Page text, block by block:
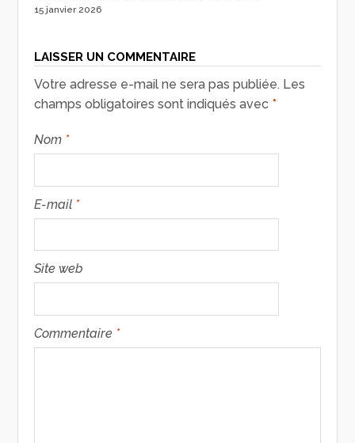
15 janvier 2026
LAISSER UN COMMENTAIRE
Votre adresse e-mail ne sera pas publiée. Les
champs obligatoires sont indiqués avec *
Nom *
E-mail *
Site web
Commentaire *